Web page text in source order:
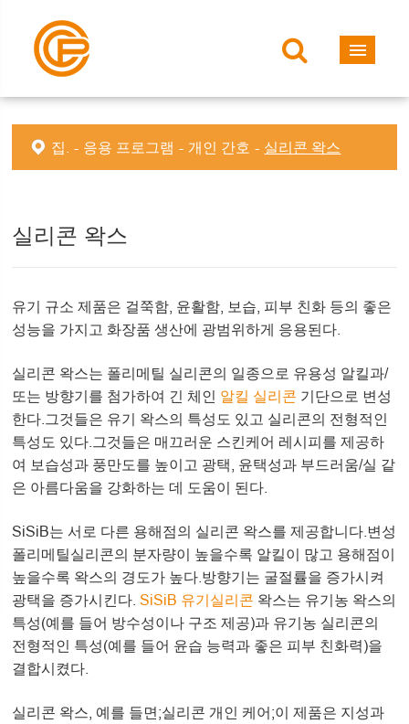
집. 응용 프로그램 개인 간호 실리콘 왁스
실리콘 왁스
유기 규소 제품은 걸쭉함, 윤활함, 보습, 피부 친화 등의 좋은
성능을 가지고 화장품 생산에 광범위하게 응용된다.
실리콘 왁스는 폴리메틸 실리콘의 일종으로 유용성 알킬과/
또는 방향기를 첨가하여 긴 체인 알킬 실리콘 기단으로 변성
한다.그것들은 유기 왁스의 특성도 있고 실리콘의 전형적인
특성도 있다.그것들은 매끄러운 스킨케어 레시피를 제공하
여 보습성과 풍만도를 높이고 광택, 윤택성과 부드러움/실 같
은 아름다움을 강화하는 데 도움이 된다.
SiSiB는 서로 다른 용해점의 실리콘 왁스를 제공합니다.변성
폴리메틸실리콘의 분자량이 높을수록 알킬이 많고 용해점이
높을수록 왁스의 경도가 높다.방향기는 굴절률을 증가시켜
광택을 증가시킨다. SiSiB 유기실리콘 왁스는 유기농 왁스의
특성(예를 들어 방수성이나 구조 제공)과 유기농 실리콘의
전형적인 특성(예를 들어 윤습 능력과 좋은 피부 친화력)을
결합시켰다.
실리콘 왁스, 예를 들면;실리콘 개인 케어;이 제품은 지성과